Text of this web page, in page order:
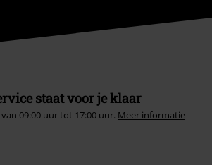
staat voor je klaar
09:00 uur tot 17:00 uur. Meer informatie